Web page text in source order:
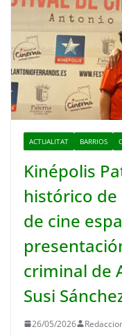
ACTUALITAT BARRIOS
Kinépolis
histórico
de cine
criminal de
Susi
26/05/2026